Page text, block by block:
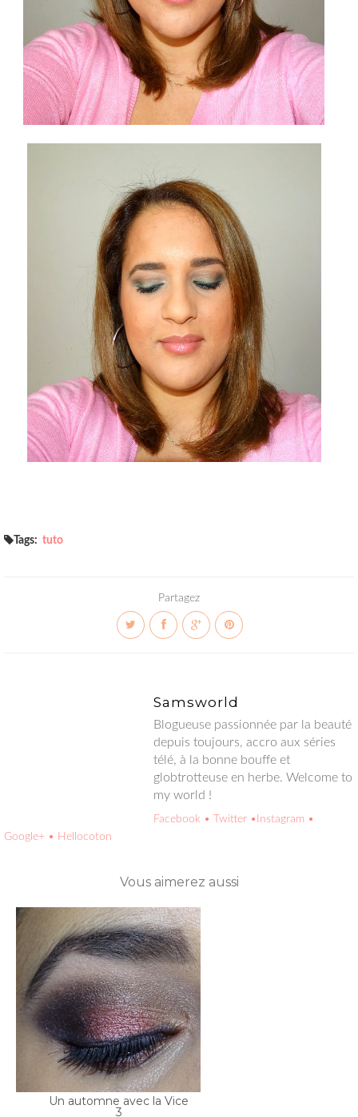
Tags: tuto
Partagez
Blogueuse passionnée par la beauté depuis toujours, accro aux
séries télé, à la bonne bouffe et globtrotteuse en herbe.
•Instagram • Google+ • Hellocoton
Un automne avec la Vice
3